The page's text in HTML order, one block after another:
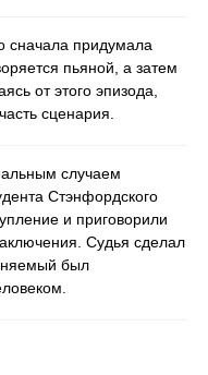
сначала придумала
пьяной, а затем
от этого эпизода,
сценария.
случаем
Стэнфордского
и приговорили
Судья сделал
был